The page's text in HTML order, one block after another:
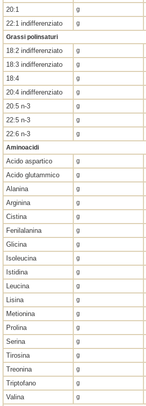
20:1 g
22:1 indifferenziato g
Grassi polinsaturi
18:2 indifferenziato g
18:3 indifferenziato g
18:4 g
20:4 indifferenziato g
20:5 n-3 g
22:5 n-3 g
22:6 n-3 g
Aminoacidi
Acido aspartico g
Acido glutammico g
Alanina g
Arginina g
Cistina g
Fenilalanina g
Glicina g
Isoleucina g
Istidina g
Leucina g
Lisina g
Metionina g
Prolina g
Serina g
Tirosina g
Treonina g
Triptofano g
Valina g